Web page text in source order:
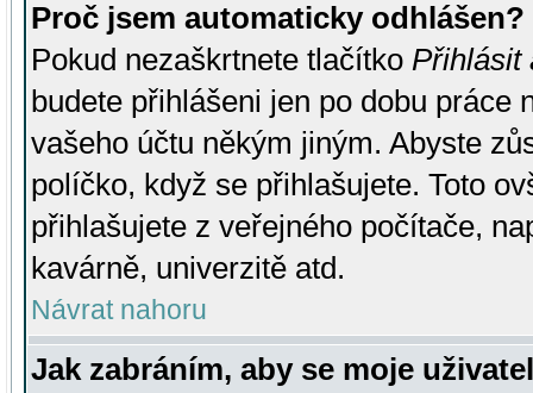
Proč jsem automaticky odhlášen?
Pokud nezaškrtnete tlačítko Přihlásit
budete přihlášeni jen po dobu práce
vašeho účtu někým jiným. Abyste
políčko, když se přihlašujete. Toto
přihlašujete z veřejného počítače,
kavárně, univerzitě atd.
Návrat nahoru
Jak zabráním, aby se moje